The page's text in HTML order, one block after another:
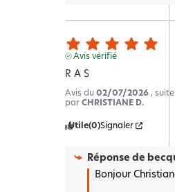
Avis vérifié
R A S
Avis du 02/07/2026 ,
par CHRISTIANE D.
Utile(0)Signaler
Réponse de
Bonjour